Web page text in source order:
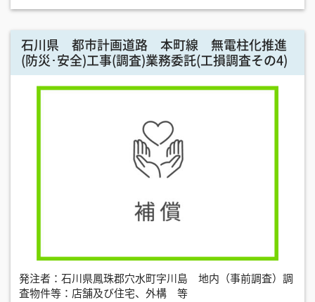
石川県 都市計画道路 本町線 無電柱化推進
(防災･安全)工事(調査)業務委託(工損調査その4)
発注者：石川県鳳珠郡穴水町字川島 地内（事前調査）調
査物件等：店舗及び住宅、外構 等